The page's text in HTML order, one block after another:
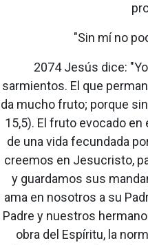
"Sin mí no
2074 Jesús dice:
sarmientos. El que
da mucho fruto; porque
15,5). El fruto evocado
de una vida fecundada
creemos en Jesucristo,
y guardamos sus
ama en nosotros a su
Padre y nuestros
obra del Espíritu, la